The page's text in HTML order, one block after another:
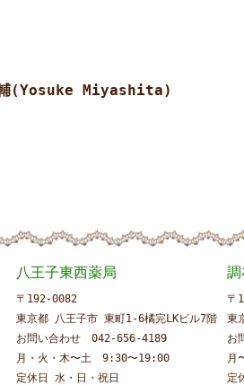
(Yosuke Miyashita)
八王子東西薬局
〒192-0082
東京都 八王子市 東町1-6橘完LKビル7階
お問い合わせ 042-656-4189
月・火・木〜土 9:30〜19:00
定休日 水・日・祝日
〒
東
お
月
定